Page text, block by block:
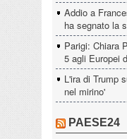
Addio a
ha segnato la
Parigi: Chiara
5 agli Europei
L'ira di Trump
nel mirino'
PAESE24